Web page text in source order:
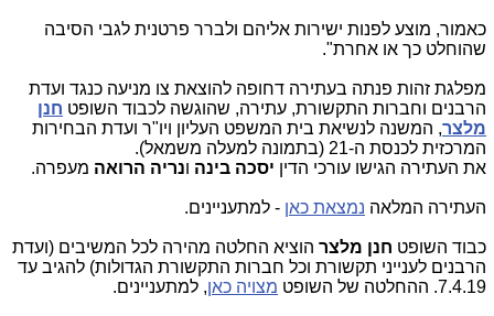
כאמור, מוצע לפנות ישירות אליהם ולברר פרטנית לגבי הסיבה
שהוחלט כך או אחרת".
מפלגת זהות פנתה בעתירה דחופה להוצאת צו מניעה כנגד ועדת
הרבנים וחברות התקשורת, עתירה, שהוגשה לכבוד השופט חנן
מלצר, המשנה לנשיאת בית המשפט העליון ויו"ר ועדת הבחירות
המרכזית לכנסת ה-21 (בתמונה למעלה משמאל).
את העתירה הגישו עורכי הדין יסכה בינה ונריה הרואה מעפרה.
העתירה המלאה נמצאת כאן - למתעניינים.
כבוד השופט חנן מלצר הוציא החלטה מהירה לכל המשיבים (ועדת
הרבנים לענייני תקשורת וכל חברות התקשורת הגדולות) להגיב עד
7.4.19. ההחלטה של השופט
מצויה כאן, למתעניינים.